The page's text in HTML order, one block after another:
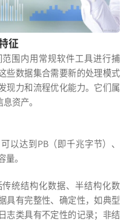
征
围内用常规软件工具进行捕
些数据集合需要新的处理模式
现力和流程优化能力。它们属
资产。
以达到PB（即千兆字节）、
。
统结构化数据、半结构化数
具有完整性、确定性，如典型
志类具有不定性的记录；非结